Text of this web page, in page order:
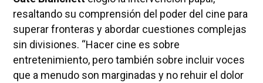
resaltando su comprensión del poder del cine para
superar fronteras y abordar cuestiones complejas
sin divisiones. “Hacer cine es sobre
entretenimiento, pero también sobre incluir voces
que a menudo son marginadas y no rehuir el dolor